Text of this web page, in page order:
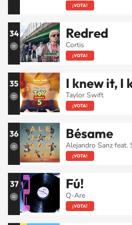
¡VOTA!
34 Redred
Cortis
¡VOTA!
35 I knew it, I
Taylor Swift
¡VOTA!
36 Bésame
Alejandro Sanz feat.
¡VOTA!
37 Fú!
Q-Are
¡VOTA!